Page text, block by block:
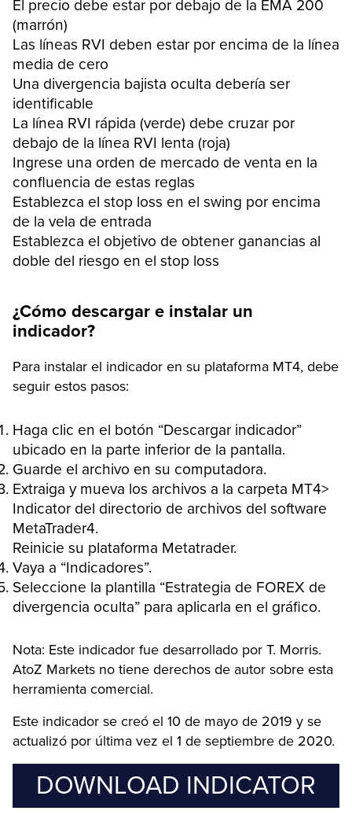
El precio debe estar por debajo de la EMA 200
(marrón)
Las líneas RVI deben estar por encima de la línea
media de cero
Una divergencia bajista oculta debería ser
identificable
La línea RVI rápida (verde) debe cruzar por
debajo de la línea RVI lenta (roja)
Ingrese una orden de mercado de venta en la
confluencia de estas reglas
Establezca el stop loss en el swing por encima
de la vela de entrada
Establezca el objetivo de obtener ganancias al
doble del riesgo en el stop loss
¿Cómo descargar e instalar un
indicador?
Para instalar el indicador en su plataforma MT4, debe
seguir estos pasos:
Haga clic en el botón “Descargar indicador”
ubicado en la parte inferior de la pantalla.
Guarde el archivo en su computadora.
Extraiga y mueva los archivos a la carpeta MT4>
Indicator del directorio de archivos del software
MetaTrader4.
Reinicie su plataforma Metatrader.
Vaya a “Indicadores”.
Seleccione la plantilla “Estrategia de FOREX de
divergencia oculta” para aplicarla en el gráfico.
Nota: Este indicador fue desarrollado por T. Morris.
AtoZ Markets no tiene derechos de autor sobre esta
herramienta comercial.
Este indicador se creó el 10 de mayo de 2019 y se
actualizó por última vez el 1 de septiembre de 2020.
DOWNLOAD INDICATOR